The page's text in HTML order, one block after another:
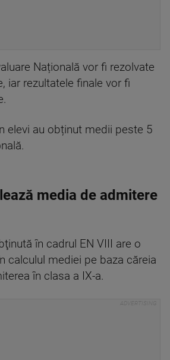
Națională vor fi rezolvate
iar rezultatele finale vor fi
elevi au obținut medii peste 5
media de admitere
în cadrul EN VIII are o
calculul mediei pe baza căreia
în clasa a IX-a.